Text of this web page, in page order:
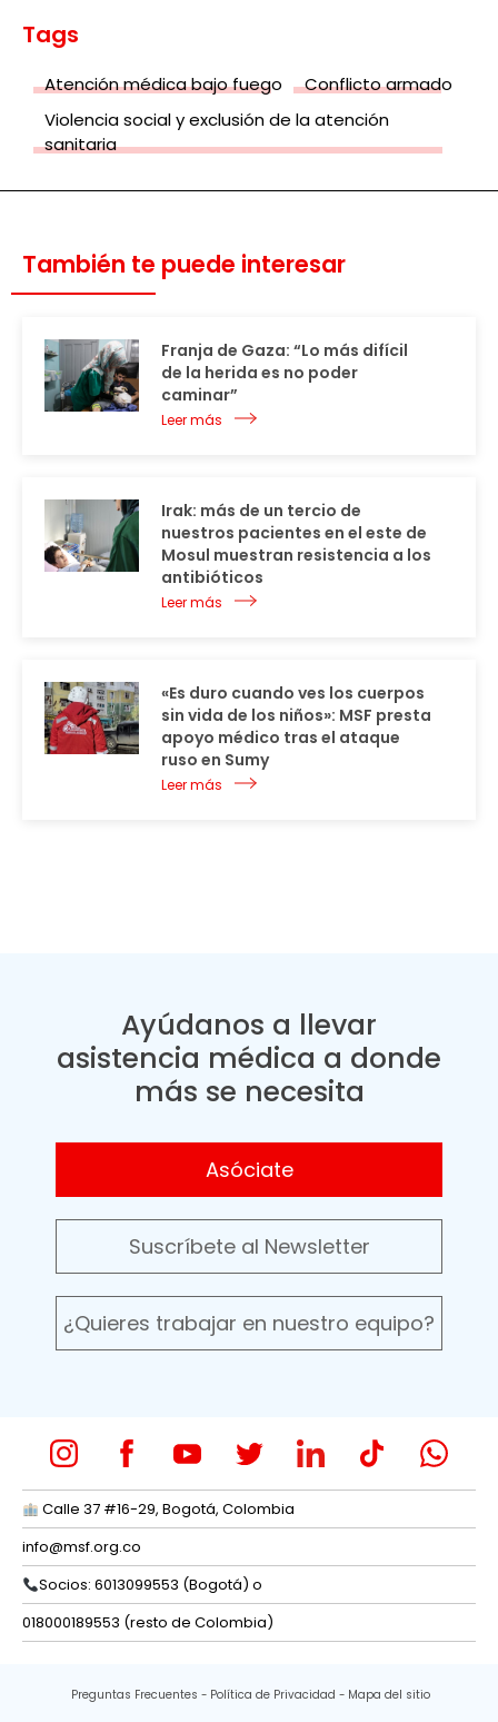
Tags
Atención médica bajo fuego
Conflicto armado
Violencia social y exclusión de la atención
sanitaria
También te puede interesar
Franja de Gaza: “Lo más difícil
de la herida es no poder
caminar”
Leer más
Irak: más de un tercio de
nuestros pacientes en el este de
Mosul muestran resistencia a los
antibióticos
Leer más
«Es duro cuando ves los cuerpos
sin vida de los niños»: MSF presta
apoyo médico tras el ataque
ruso en Sumy
Leer más
Ayúdanos a llevar
asistencia médica a donde
más se necesita
Asóciate
Suscríbete al Newsletter
¿Quieres trabajar en nuestro equipo?
Calle 37 #16-29, Bogotá, Colombia
info@msf.org.co
Socios: 6013099553 (Bogotá) o
018000189553 (resto de Colombia)
Preguntas Frecuentes Política de Privacidad Mapa del sitio